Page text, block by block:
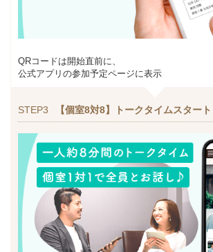
QRコードは開始直前に、
公式アプリの参加予定ページに表示
STEP3 【個室8対8】トークタイムスタート